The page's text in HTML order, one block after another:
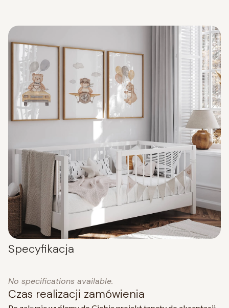
Specyfikacja
No specifications available.
Czas realizacji zamówienia